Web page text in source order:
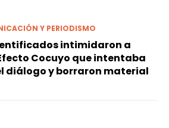
Y PERIODISMO
intimidaron a
Cocuyo que intentaba
diálogo y borraron material